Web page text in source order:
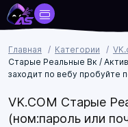
Главная Категории
Старые Реальные Вк /
заходит по вебу пробуйте
VK.COM Старые
(ном:пароль или